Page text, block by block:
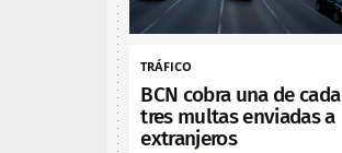
TRÁFICO
BCN cobra una de cada
tres multas enviadas a
extranjeros